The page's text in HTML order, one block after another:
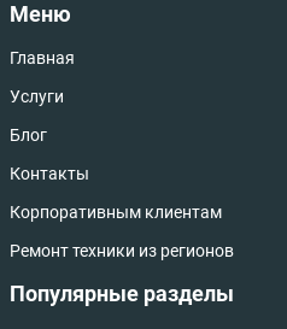
Меню
Главная
Услуги
Блог
Контакты
Корпоративным клиентам
Ремонт техники из регионов
Популярные разделы